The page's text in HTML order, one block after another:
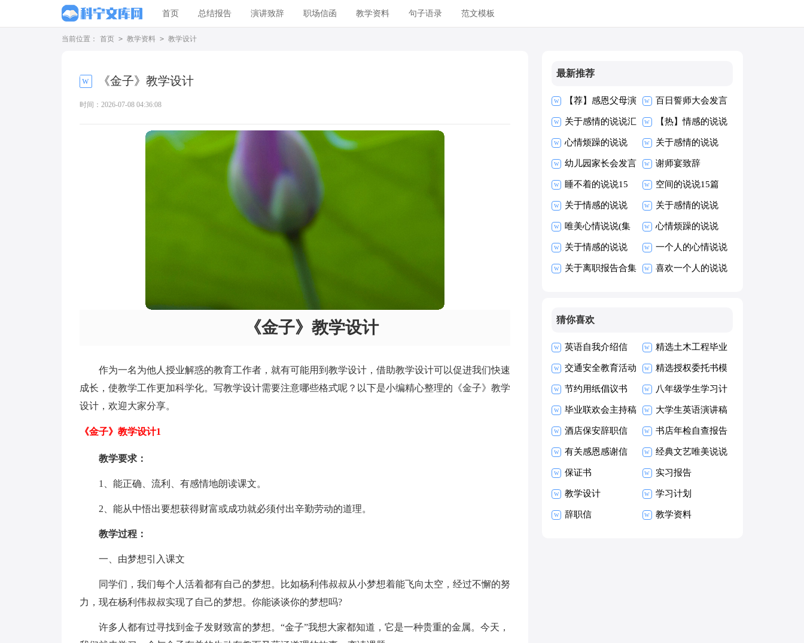
首页 总结报告 演讲致辞 职场信函 教学资料 句子语录 范文模板
当前位置： 首页 > 教学资料 > 教学设计
《金子》教学设计
时间：2026-07-08 04:36:08
《金子》教学设计
作为一名为他人授业解惑的教育工作者，就有可能用到教学设计，借助教学设计可以促进我们快速
成长，使教学工作更加科学化。写教学设计需要注意哪些格式呢？以下是小编精心整理的《金子》教学
设计，欢迎大家分享。
《金子》教学设计1
教学要求：
1、能正确、流利、有感情地朗读课文。
2、能从中悟出要想获得财富或成功就必须付出辛勤劳动的道理。
教学过程：
一、由梦想引入课文
同学们，我们每个人活着都有自己的梦想。比如杨利伟叔叔从小梦想着能飞向太空，经过不懈的努
力，现在杨利伟叔叔实现了自己的梦想。你能谈谈你的梦想吗?
许多人都有过寻找到金子发财致富的梦想。“金子”我想大家都知道，它是一种贵重的金属。今天，
最新推荐
【荐】感恩父母演
讲稿
百日誓师大会发言
稿
关于感情的说说汇
编15篇
【热】情感的说说
心情烦躁的说说
15篇
关于感情的说说
(集锦15篇)
幼儿园家长会发言
稿(精选15篇)
谢师宴致辞
睡不着的说说15
篇
空间的说说15篇
关于情感的说说
【荐】
关于感情的说说
(精选15篇)
唯美心情说说(集
锦15篇)
心情烦躁的说说
关于情感的说说
(通用15篇)
一个人的心情说说
15篇
关于离职报告合集 喜欢一个人的说说
猜你喜欢
英语自我介绍信
15篇
精选土木工程毕业
生自荐信三篇
交通安全教育活动
总结
精选授权委托书模
板汇编7篇
节约用纸倡议书 八年级学生学习计
划 12篇
毕业联欢会主持稿 大学生英语演讲稿
酒店保安辞职信
(15篇)
书店年检自查报告
有关感恩感谢信 经典文艺唯美说说
留言（精选40
句）
保证书 实习报告
教学设计 学习计划
辞职信 教学资料